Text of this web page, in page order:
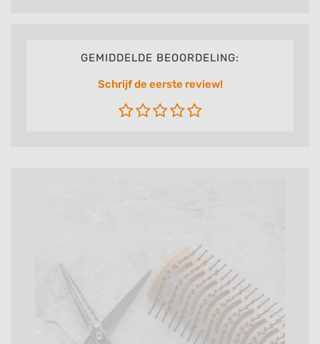
GEMIDDELDE BEOORDELING:
Schrijf de eerste review!